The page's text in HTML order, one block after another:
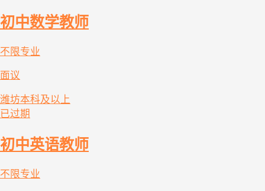
初中数学教师
不限专业
面议
潍坊本科及以上
已过期
初中英语教师
不限专业